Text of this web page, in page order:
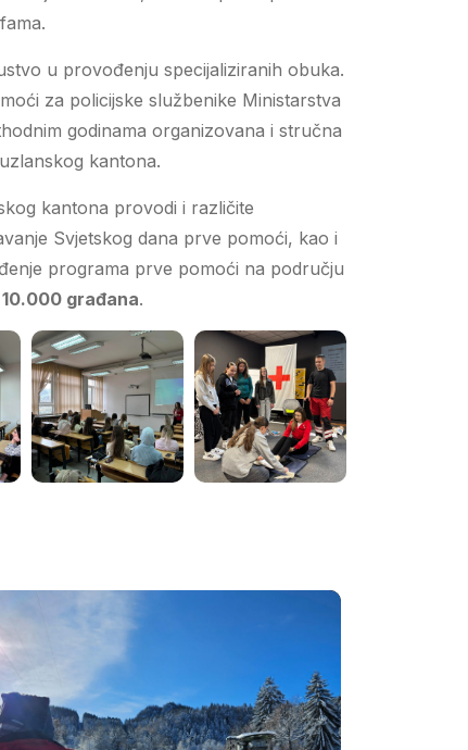
u provođenju specijaliziranih obuka.
za policijske službenike Ministarstva
godinama organizovana i stručna
kantona.
kantona provodi i različite
Svjetskog dana prve pomoći, kao i
programa prve pomoći na području
10.000 građana.